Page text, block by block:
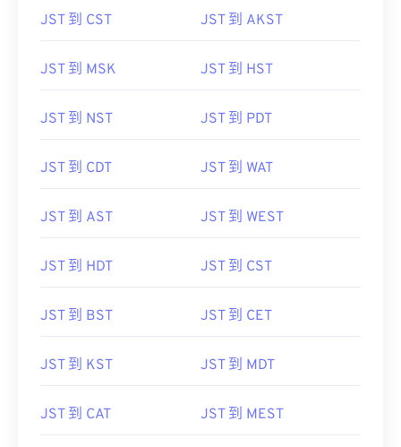
JST 到 CST JST 到 AKST
JST 到 MSK JST 到 HST
JST 到 NST JST 到 PDT
JST 到 CDT JST 到 WAT
JST 到 AST JST 到 WEST
JST 到 HDT JST 到 CST
JST 到 BST JST 到 CET
JST 到 KST JST 到 MDT
JST 到 CAT JST 到 MEST